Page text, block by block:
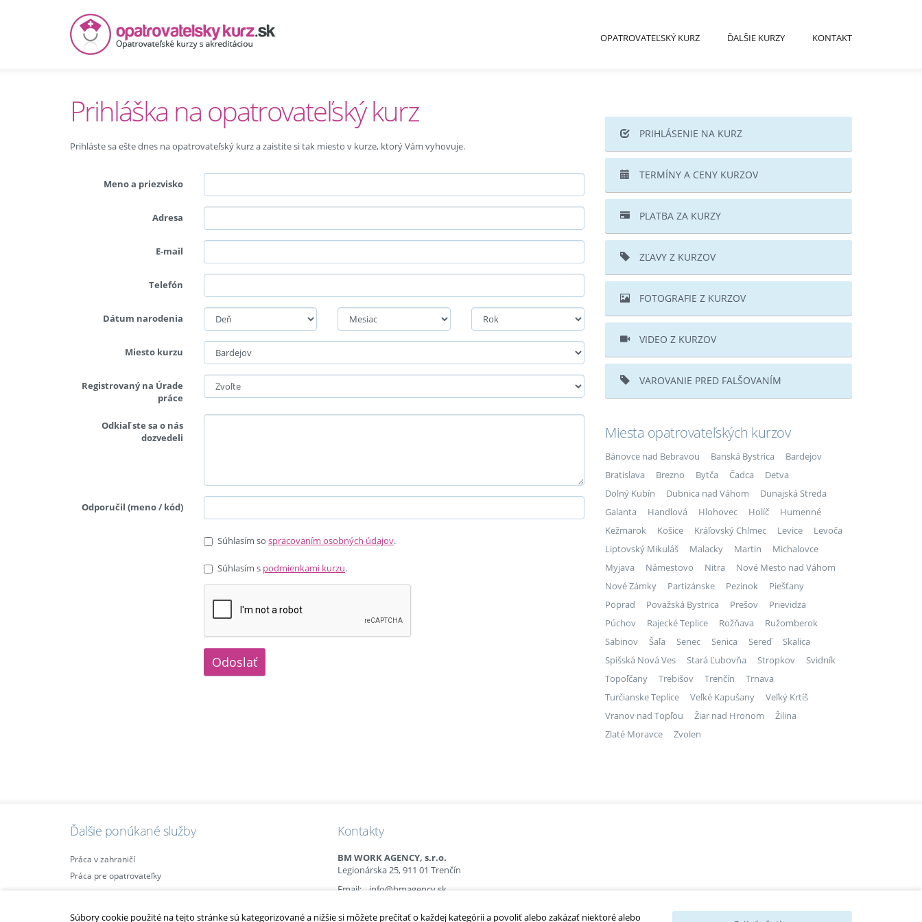
OPATROVATEĽSKÝ KURZ ĎALŠIE KURZY KONTAKT
Prihláška na opatrovateľský kurz
Prihláste sa ešte dnes na opatrovateľský kurz a zaistite si tak miesto v kurze, ktorý Vám vyhovuje.
Meno a priezvisko
Adresa
E-mail
Telefón
Dátum narodenia
Miesto kurzu
Registrovaný na Úrade
práce
Odkiaľ ste sa o nás
dozvedeli
Odporučil (meno / kód)
Súhlasím so spracovaním osobných údajov.
Súhlasím s podmienkami kurzu.
Odoslať
PRIHLÁSENIE NA KURZ
TERMÍNY A CENY KURZOV
PLATBA ZA KURZY
ZĽAVY Z KURZOV
FOTOGRAFIE Z KURZOV
VIDEO Z KURZOV
VAROVANIE PRED FALŠOVANÍM
Miesta opatrovateľských kurzov
Bánovce nad Bebravou Banská Bystrica
Bardejov
Bratislava
Brezno Bytča Čadca
Detva
Dolný Kubín
Dubnica nad Váhom
Dunajská Streda
Galanta
Handlová Hlohovec Holíč
Humenné
Kežmarok
Košice Kráľovský Chlmec Levice
Levoča
Liptovský Mikuláš
Malacky Martin
Michalovce
Myjava
Námestovo Nitra
Nové Mesto nad Váhom
Nové Zámky
Partizánske Pezinok
Piešťany
Poprad
Považská Bystrica Prešov
Prievidza
Púchov
Rajecké Teplice Rožňava
Ružomberok
Sabinov
Šaľa Senec Senica Sereď
Skalica
Spišská Nová Ves
Stará Ľubovňa Stropkov
Svidník
Topoľčany
Trebišov Trenčín
Trnava
Turčianske Teplice
Veľké Kapušany
Veľký Krtíš
Vranov nad Topľou
Žiar nad Hronom
Žilina
Zlaté Moravce
Zvolen
Ďalšie ponúkané služby
Práca v zahraničí
Práca pre opatrovateľky
Kontakty
BM WORK AGENCY, s.r.o.
Legionárska 25, 911 01 Trenčín
Email: info@bmagency.sk
+421 (0)910 385 238
Súbory cookie použité na tejto stránke sú kategorizované a nižšie si môžete prečítať o každej kategórii a povoliť alebo zakázať niektoré alebo